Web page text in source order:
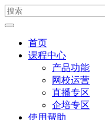
首页
课程中心
产品功能
网校运营
直播专区
企培专区
使用帮助